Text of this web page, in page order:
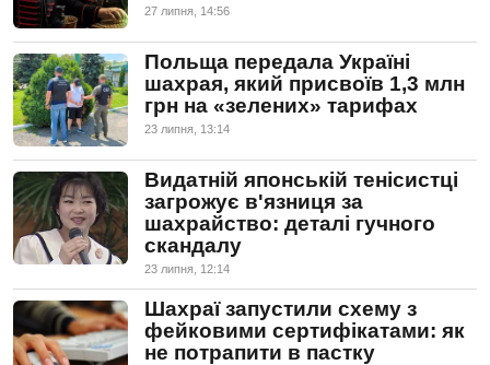
27 липня, 14:56
Польща передала Україні
шахрая, який присвоїв 1,3 млн
грн на «зелених» тарифах
23 липня, 13:14
Видатній японській тенісистці
загрожує в'язниця за
шахрайство: деталі гучного
скандалу
23 липня, 12:14
Шахраї запустили схему з
фейковими сертифікатами: як
не потрапити в пастку